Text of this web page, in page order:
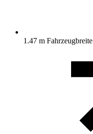
1.47 m Fahrzeugbreite